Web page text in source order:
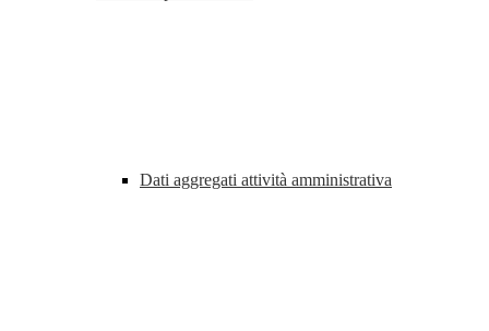
Dati aggregati attività amministrativa